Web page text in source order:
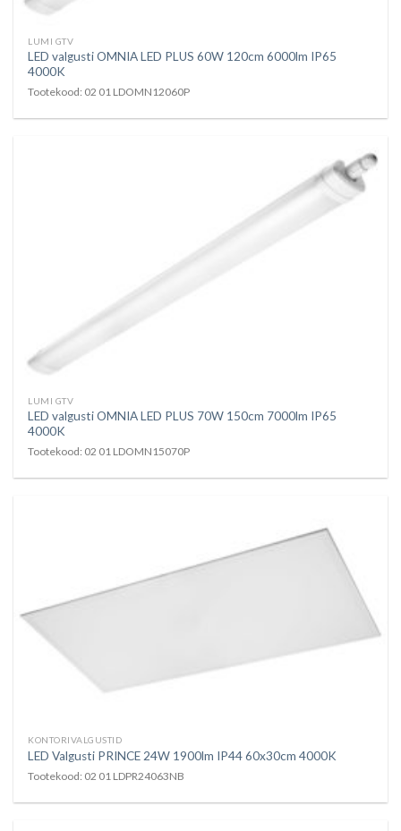
LUMI GTV
LED valgusti OMNIA LED PLUS 60W 120cm 6000lm IP65
4000K
Tootekood: 02 01 LDOMN12060P
LUMI GTV
LED valgusti OMNIA LED PLUS 70W 150cm 7000lm IP65
4000K
Tootekood: 02 01 LDOMN15070P
KONTORIVALGUSTID
LED Valgusti PRINCE 24W 1900lm IP44 60x30cm 4000K
Tootekood: 02 01 LDPR24063NB